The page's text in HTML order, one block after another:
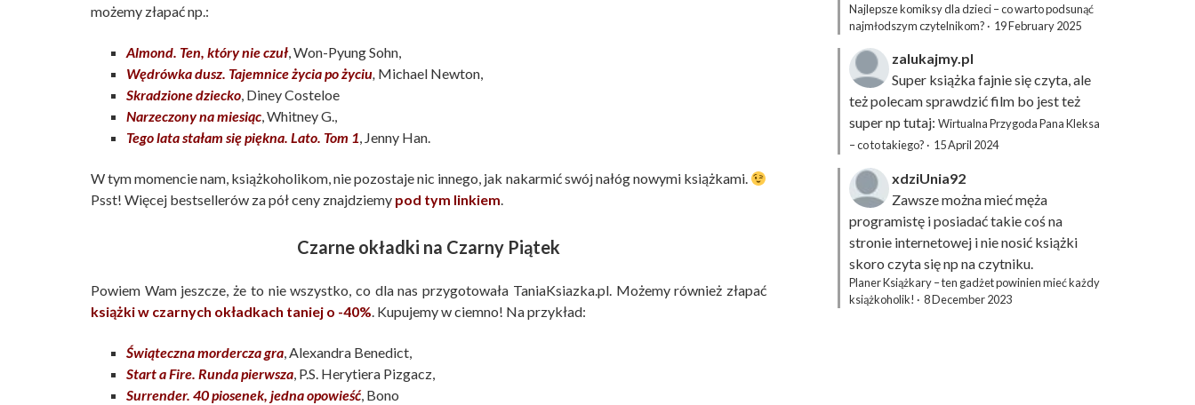
możemy złapać np.:
Almond. Ten, który nie czuł, Won-Pyung Sohn,
Wędrówka dusz. Tajemnice życia po życiu, Michael Newton,
Skradzione dziecko, Diney Costeloe
Narzeczony na miesiąc, Whitney G.,
Tego lata stałam się piękna. Lato. Tom 1, Jenny Han.
W tym momencie nam, książkoholikom, nie pozostaje nic innego, jak nakarmić swój nałóg nowymi książkami.
Psst! Więcej bestsellerów za pół ceny znajdziemy pod tym linkiem.
Czarne okładki na Czarny Piątek
Powiem Wam jeszcze, że to nie wszystko, co dla nas przygotowała TaniaKsiazka.pl. Możemy również złapać
książki w czarnych okładkach taniej o -40%. Kupujemy w ciemno! Na przykład:
Świąteczna mordercza gra, Alexandra Benedict,
Start a Fire. Runda pierwsza, P.S. Herytiera Pizgacz,
Surrender. 40 piosenek, jedna opowieść, Bono
Najlepsze komiksy dla dzieci – co warto podsunąć
najmłodszym czytelnikom? · 19 February 2025
zalukajmy.pl
Super książka fajnie się czyta, ale
też polecam sprawdzić film bo jest też
super np tutaj: Wirtualna Przygoda Pana Kleksa
– co to takiego? · 15 April 2024
xdziUnia92
Zawsze można mieć męża
programistę i posiadać takie coś na
stronie internetowej i nie nosić książki
skoro czyta się np na czytniku.
Planer Książkary – ten gadżet powinien mieć każdy
książkoholik! · 8 December 2023